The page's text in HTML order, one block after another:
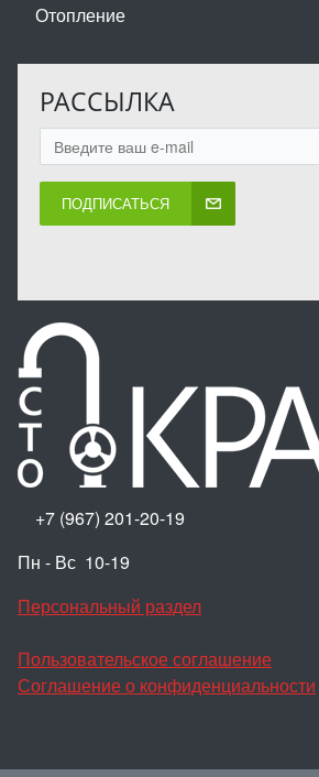
Отопление
РАССЫЛКА
ПОДПИСАТЬСЯ
+7 (967) 201-20-19
Пн - Вс 10-19
Персональный раздел
Пользовательское соглашение
Соглашение о конфиденциальности